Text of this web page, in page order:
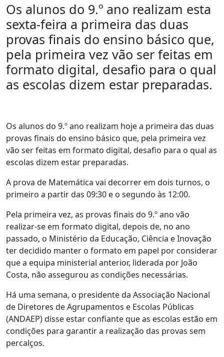
Os alunos do 9.º ano realizam esta
sexta-feira a primeira das duas
provas finais do ensino básico que,
pela primeira vez vão ser feitas em
formato digital, desafio para o qual
as escolas dizem estar preparadas.
Os alunos do 9.º ano realizam hoje a primeira das duas
provas finais do ensino básico que, pela primeira vez
vão ser feitas em formato digital, desafio para o qual as
escolas dizem estar preparadas.
A prova de Matemática vai decorrer em dois turnos, o
primeiro a partir das 09:30 e o segundo às 12:00.
Pela primeira vez, as provas finais do 9.º ano vão
realizar-se em formato digital, depois de, no ano
passado, o Ministério da Educação, Ciência e Inovação
ter decidido manter o formato em papel por considerar
que a equipa ministerial anterior, liderada por João
Costa, não assegurou as condições necessárias.
Há uma semana, o presidente da Associação Nacional
de Diretores de Agrupamentos e Escolas Públicas
(ANDAEP) disse estar confiante que as escolas estão em
condições para garantir a realização das provas sem
percalços.